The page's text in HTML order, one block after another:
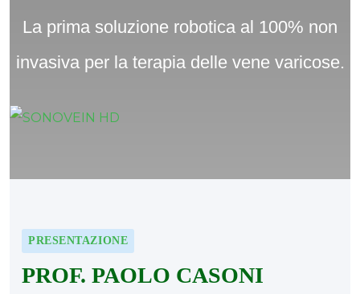
La prima soluzione robotica al 100% non
invasiva per la terapia delle vene varicose.
PRESENTAZIONE
PROF. PAOLO CASONI